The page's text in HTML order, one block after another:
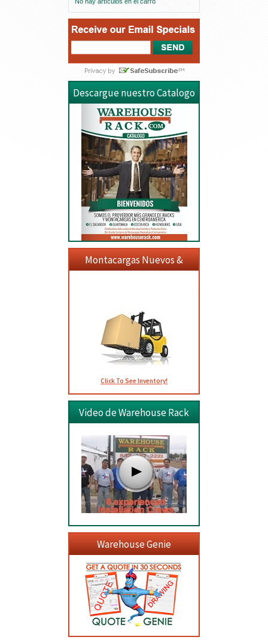
Descargue nuestro Catalogo
Montacargas Nuevos &
Click To See Inventory!
Video de Warehouse Rack
Warehouse Genie